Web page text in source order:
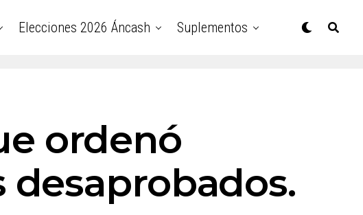
Elecciones 2026 Áncash Suplementos
ordenó